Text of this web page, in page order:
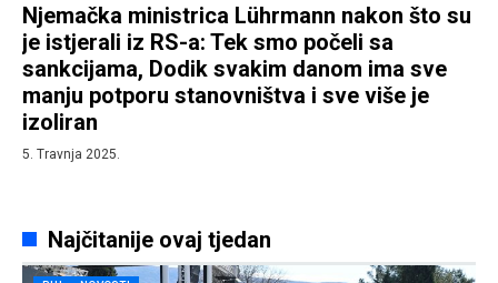
Njemačka ministrica Lührmann nakon što su
je istjerali iz RS-a: Tek smo počeli sa
sankcijama, Dodik svakim danom ima sve
manju potporu stanovništva i sve više je
izoliran
5. Travnja 2025.
Najčitanije ovaj tjedan